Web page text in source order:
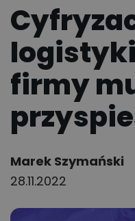
firmy
Author:
Marek Szymański
28.11.2022